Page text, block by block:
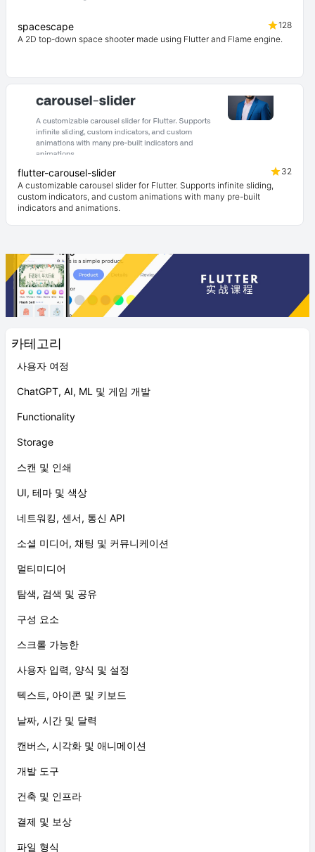
카테고리
사용자 여정
ChatGPT, AI, ML 및 게임 개발
Functionality
Storage
스캔 및 인쇄
UI, 테마 및 색상
네트워킹, 센서, 통신 API
소셜 미디어, 채팅 및 커뮤니케이션
멀티미디어
탐색, 검색 및 공유
구성 요소
스크롤 가능한
사용자 입력, 양식 및 설정
텍스트, 아이콘 및 키보드
날짜, 시간 및 달력
캔버스, 시각화 및 애니메이션
개발 도구
건축 및 인프라
결제 및 보상
파일 형식
spacescape
128
A 2D top-down space shooter made using Flutter and Flame engine.
flutter-carousel-slider
32
A customizable carousel slider for Flutter. Supports infinite sliding,
custom indicators, and custom animations with many pre-built
indicators and animations.